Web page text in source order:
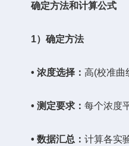
确定方法和计算公式
1）确定方法
• 浓度选择： 高(校准曲
• 测定要求： 每个浓度
• 数据汇总： 计算各实